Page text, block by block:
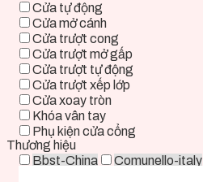
Cửa tự động
Cửa mở cánh
Cửa trượt cong
Cửa trượt mở gấp
Cửa trượt tự động
Cửa trượt xếp lớp
Cửa xoay tròn
Khóa vân tay
Phụ kiện cửa cổng
Thương hiệu
Bbst-China
Comunello-italy